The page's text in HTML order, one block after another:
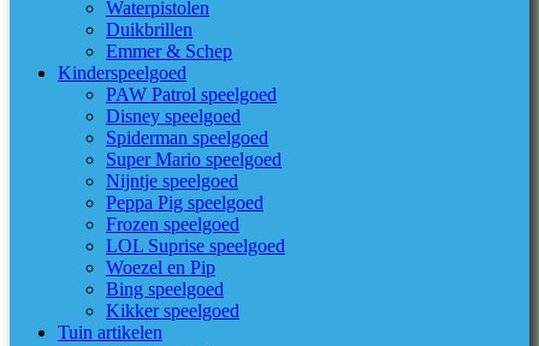
Waterpistolen
Duikbrillen
Emmer & Schep
Kinderspeelgoed
PAW Patrol speelgoed
Disney speelgoed
Spiderman speelgoed
Super Mario speelgoed
Nijntje speelgoed
Peppa Pig speelgoed
Frozen speelgoed
LOL Suprise speelgoed
Woezel en Pip
Bing speelgoed
Kikker speelgoed
Tuin artikelen